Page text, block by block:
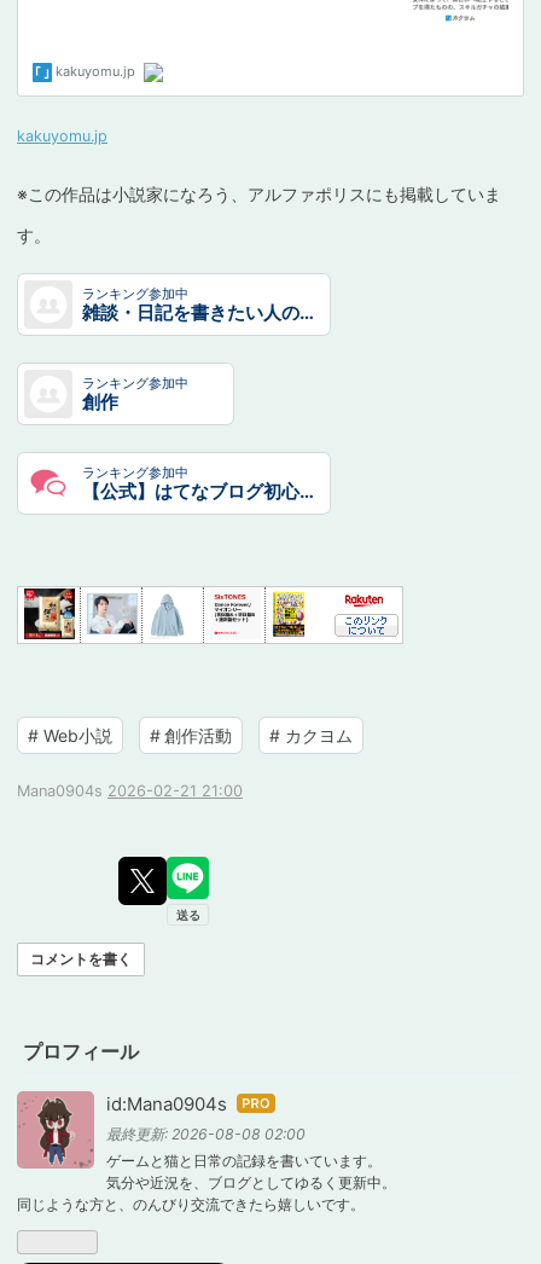
kakuyomu.jp
※この作品は小説家になろう、アルファポリスにも掲載していま
す。
ランキング参加中
雑談・日記を書きたい人のグループ
ランキング参加中
創作
ランキング参加中
【公式】はてなブログ初心者のグループ
# Web小説 # 創作活動 # カクヨム
Mana0904s 2026-02-21 21:00
コメントを書く
プロフィール
id:Mana0904s はて
なブ
ログ
Pro
最終更新: 2026-08-08 02:00
ゲームと猫と日常の記録を書いています。
気分や近況を、ブログとしてゆるく更新中。
同じような方と、のんびり交流できたら嬉しいです。